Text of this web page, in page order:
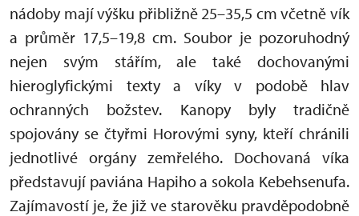
nádoby mají výšku přibližně 25–35,5 cm včetně vík
a průměr 17,5–19,8 cm. Soubor je pozoruhodný
nejen svým stářím, ale také dochovanými
hieroglyfickými texty a víky v podobě hlav
ochranných božstev. Kanopy byly tradičně
spojovány se čtyřmi Horovými syny, kteří chránili
jednotlivé orgány zemřelého. Dochovaná víka
představují paviána Hapiho a sokola Kebehsenufa.
Zajímavostí je, že již ve starověku pravděpodobně